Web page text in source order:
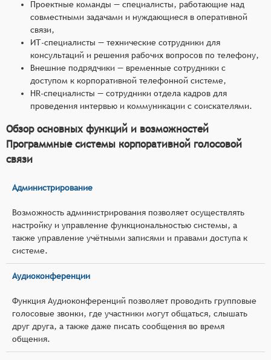
Проектные команды — специалисты, работающие над
совместными задачами и нуждающиеся в оперативной
связи,
ИТ-специалисты — технические сотрудники для
консультаций и решения рабочих вопросов по телефону,
Внешние подрядчики — временные сотрудники с
доступом к корпоративной телефонной системе,
HR-специалисты — сотрудники отдела кадров для
проведения интервью и коммуникации с соискателями.
Обзор основных функций и возможностей
Программные системы корпоративной голосовой
связи
Администрирование
Возможность администрирования позволяет осуществлять
настройку и управление функциональностью системы, а
также управление учётными записями и правами доступа к
системе.
Аудиоконференции
Функция Аудиоконференций позволяет проводить групповые
голосовые звонки, где участники могут общаться, слышать
друг друга, а также даже писать сообщения во время
общения.